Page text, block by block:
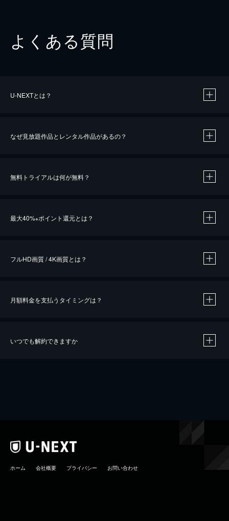
よくある質問
U-NEXTとは？
なぜ見放題作品とレンタル作品があるの？
無料トライアルは何が無料？
最大40%※ポイント還元とは？
※40％ポイント還元の対象は、クレジットカード決済による作品の購入 / レンタルです。
フルHD画質 / 4K画質とは？
月額料金を支払うタイミングは？
いつでも解約できますか
ホーム 会社概要 プライバシー お問い合わせ